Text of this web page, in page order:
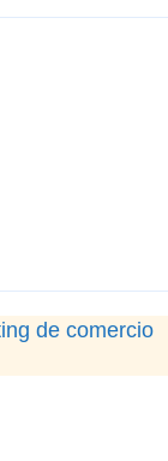
de comercio